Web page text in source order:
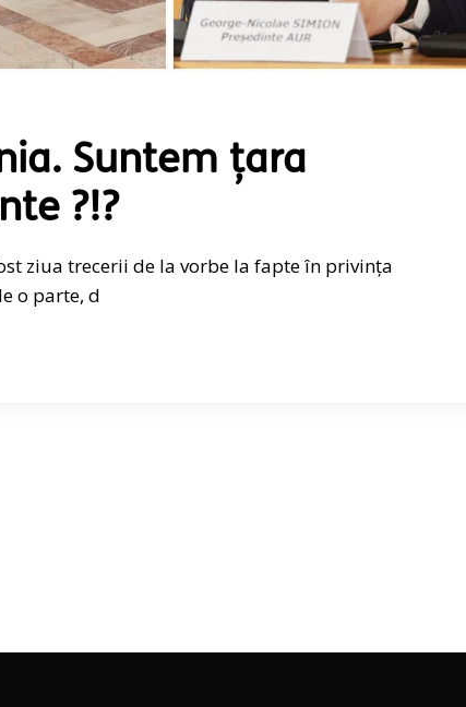
Suntem țara
?!?
ziua trecerii de la vorbe la fapte în privința
o parte, d